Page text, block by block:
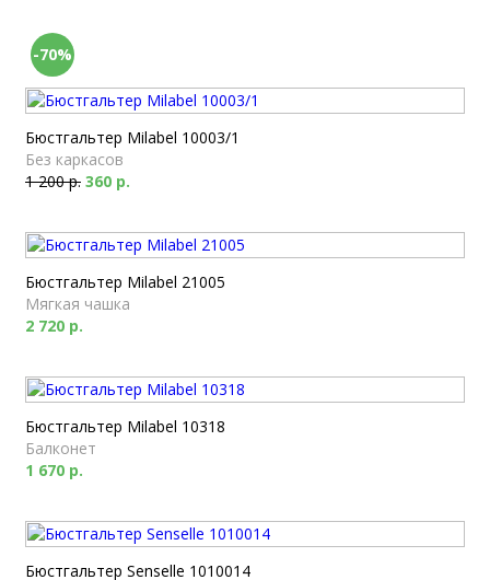
-70%
Бюстгальтер Milabel 10003/1
Без каркасов
1 200 р. 360 р.
Бюстгальтер Milabel 21005
Мягкая чашка
2 720 р.
Бюстгальтер Milabel 10318
Балконет
1 670 р.
Бюстгальтер Senselle 1010014